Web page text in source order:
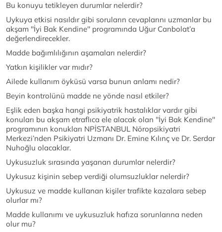
Bu konuyu tetikleyen durumlar nelerdir?
Uykuya etkisi nasıldır gibi soruların cevaplarını uzmanlar bu
akşam ''İyi Bak Kendine'' programında Uğur Canbolat’a
değerlendirecekler.
Madde bağımlılığının aşamaları nelerdir?
Yatkın kişilikler var mıdır?
Ailede kullanım öyküsü varsa bunun anlamı nedir?
Beyin kontrolünü madde ne yönde nasıl etkiler?
Eşlik eden başka hangi psikiyatrik hastalıklar vardır gibi
konuları bu akşam etraflıca ele alacak olan ''İyi Bak Kendine''
programının konukları NPİSTANBUL Nöropsikiyatri
Merkezi’nden Psikiyatri Uzmanı Dr. Emine Kılınç ve Dr. Serdar
Nuhoğlu olacaklar.
Uykusuzluk sırasında yaşanan durumlar nelerdir?
Uykusuz kişinin sebep verdiği olumsuzluklar nelerdir?
Uykusuz ve madde kullanan kişiler trafikte kazalara sebep
olurlar mı?
Madde kullanımı ve uykusuzluk hafıza sorunlarına neden
olur mu?